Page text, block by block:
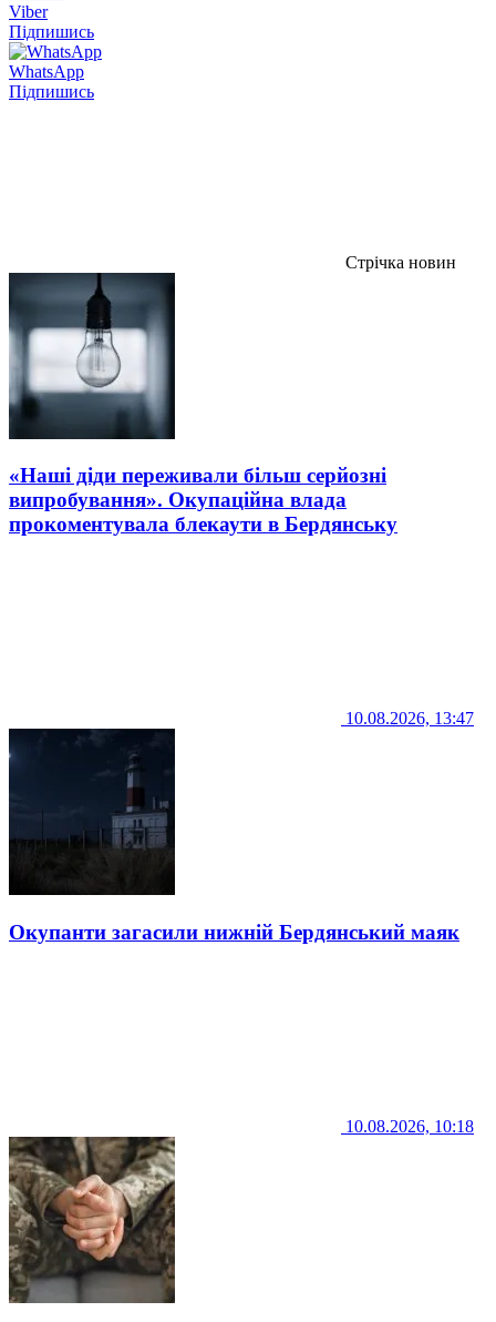
Viber
Підпишись
WhatsApp
Підпишись
Стрічка новин
«Наші діди переживали більш серйозні
випробування». Окупаційна влада
прокоментувала блекаути в Бердянську
10.08.2026, 13:47
Окупанти загасили нижній Бердянський маяк
10.08.2026, 10:18